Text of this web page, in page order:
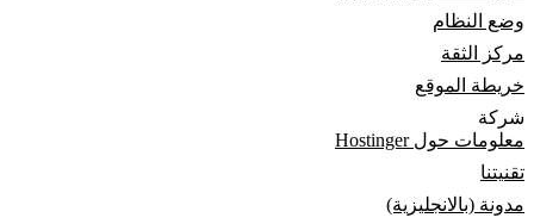
وضع النظام
مركز الثقة
خريطة الموقع
شركة
معلومات حول Hostinger
تقنيتنا
مدونة (بالانجليزية)